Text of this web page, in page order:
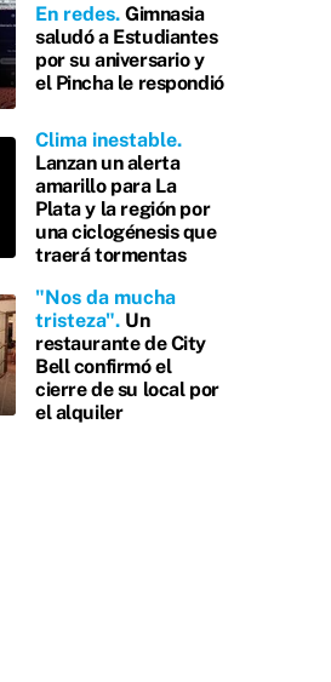
En redes Gimnasia
saludó a Estudiantes
por su aniversario y
el Pincha le respondió
Clima inestable
Lanzan un alerta
amarillo para La
Plata y la región por
una ciclogénesis que
traerá tormentas
"Nos da mucha
tristeza" Un
restaurante de City
Bell confirmó el
cierre de su local por
el alquiler